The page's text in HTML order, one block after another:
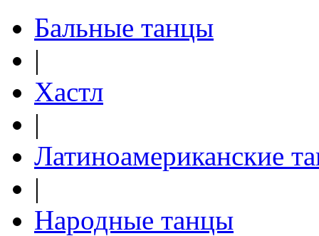
Бальные танцы
|
Хастл
|
Латиноамериканские
|
Народные танцы